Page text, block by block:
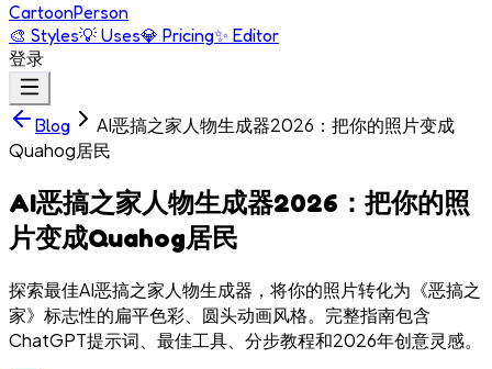
CartoonPerson
🎨 Styles💡 Uses💎 Pricing✨ Editor
登录
Blog
AI恶搞之家人物生成器2026：把你的照片变成
Quahog居民
AI恶搞之家人物生成器2026：把你的照
片变成Quahog居民
探索最佳AI恶搞之家人物生成器，将你的照片转化为《恶搞之
家》标志性的扁平色彩、圆头动画风格。完整指南包含
ChatGPT提示词、最佳工具、分步教程和2026年创意灵感。